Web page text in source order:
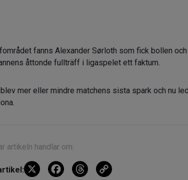
fanns Alexander Sørloth som fick bollen
åttonde fullträff i ligaspelet ett faktum.
mer eller mindre matchens sista spark och nu
artikeln handlar om:
X
F
T